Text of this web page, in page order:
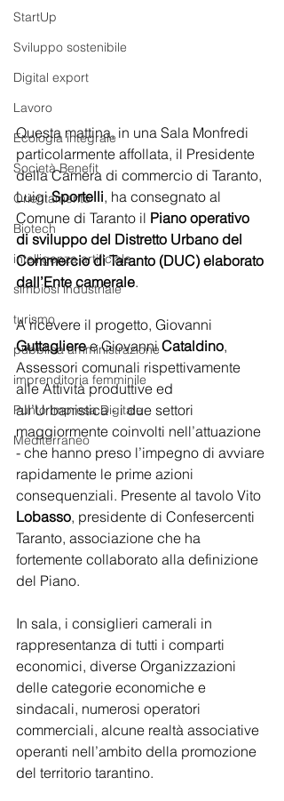
StartUp
Sviluppo sostenibile
Digital export
Lavoro
Ecologia integrale
Società Benefit
Orientamento
Biotech
intelligenza artificiale
simbiosi industriale
turismo
pubblica amministrazione
imprenditoria femminile
Punto Impresa Digitale
Mediterraneo
Questa mattina, in una Sala Monfredi
particolarmente affollata, il Presidente
della Camera di commercio di Taranto,
Luigi Sportelli, ha consegnato al
Comune di Taranto il Piano operativo
di sviluppo del Distretto Urbano del
Commercio di Taranto (DUC) elaborato
dall’Ente camerale.
A ricevere il progetto, Giovanni
Guttagliere e Giovanni Cataldino,
Assessori comunali rispettivamente
alle Attività produttive ed
all’Urbanistica - i due settori
maggiormente coinvolti nell’attuazione
- che hanno preso l’impegno di avviare
rapidamente le prime azioni
consequenziali. Presente al tavolo Vito
Lobasso, presidente di Confesercenti
Taranto, associazione che ha
fortemente collaborato alla definizione
del Piano.
In sala, i consiglieri camerali in
rappresentanza di tutti i comparti
economici, diverse Organizzazioni
delle categorie economiche e
sindacali, numerosi operatori
commerciali, alcune realtà associative
operanti nell’ambito della promozione
del territorio tarantino.